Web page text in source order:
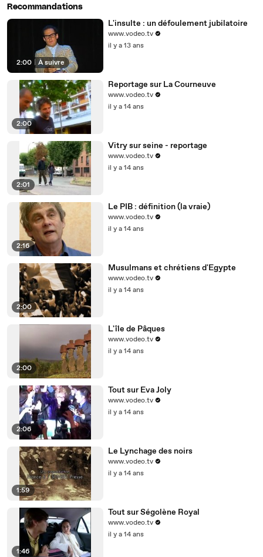
Recommandations
2:00 À suivre
L'insulte : un défoulement jubilatoire
www.vodeo.tv
il y a 13 ans
2:00
Reportage sur La Courneuve
www.vodeo.tv
il y a 14 ans
2:01
Vitry sur seine - reportage
www.vodeo.tv
il y a 14 ans
2:16
Le PIB : définition (la vraie)
www.vodeo.tv
il y a 14 ans
2:00
Musulmans et chrétiens d'Egypte
www.vodeo.tv
il y a 14 ans
2:00
L'île de Pâques
www.vodeo.tv
il y a 14 ans
2:06
Tout sur Eva Joly
www.vodeo.tv
il y a 14 ans
1:59
Le Lynchage des noirs
www.vodeo.tv
il y a 14 ans
1:46
Tout sur Ségolène Royal
www.vodeo.tv
il y a 14 ans